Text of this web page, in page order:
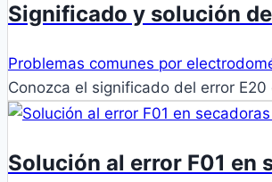
Significado y solución
Problemas comunes por
Conozca el significado del error
Solución al error F01 en